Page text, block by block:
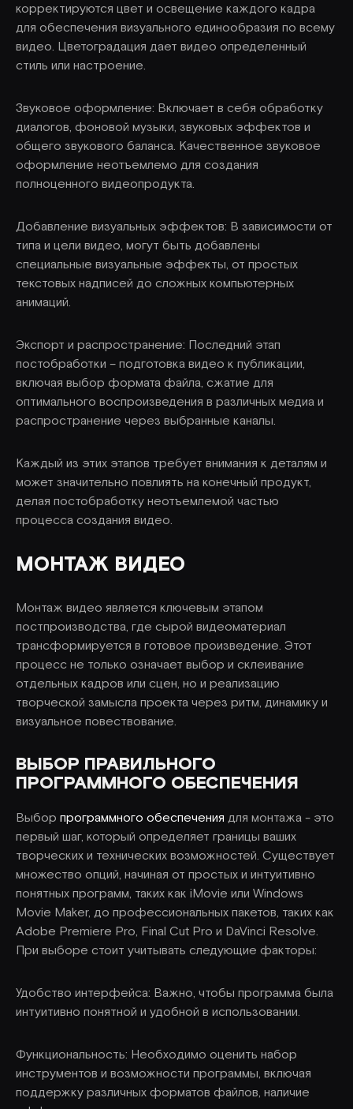
корректируются цвет и освещение каждого кадра
для обеспечения визуального единообразия по всему
видео. Цветоградация дает видео определенный
стиль или настроение.
Звуковое оформление: Включает в себя обработку
диалогов, фоновой музыки, звуковых эффектов и
общего звукового баланса. Качественное звуковое
оформление неотъемлемо для создания
полноценного видеопродукта.
Добавление визуальных эффектов: В зависимости от
типа и цели видео, могут быть добавлены
специальные визуальные эффекты, от простых
текстовых надписей до сложных компьютерных
анимаций.
Экспорт и распространение: Последний этап
постобработки – подготовка видео к публикации,
включая выбор формата файла, сжатие для
оптимального воспроизведения в различных медиа и
распространение через выбранные каналы.
Каждый из этих этапов требует внимания к деталям и
может значительно повлиять на конечный продукт,
делая постобработку неотъемлемой частью
процесса создания видео.
МОНТАЖ ВИДЕО
Монтаж видео является ключевым этапом
постпроизводства, где сырой видеоматериал
трансформируется в готовое произведение. Этот
процесс не только означает выбор и склеивание
отдельных кадров или сцен, но и реализацию
творческой замысла проекта через ритм, динамику и
визуальное повествование.
ВЫБОР ПРАВИЛЬНОГО
ПРОГРАММНОГО ОБЕСПЕЧЕНИЯ
Выбор программного обеспечения для монтажа - это
первый шаг, который определяет границы ваших
творческих и технических возможностей. Существует
множество опций, начиная от простых и интуитивно
понятных программ, таких как iMovie или Windows
Movie Maker, до профессиональных пакетов, таких как
Adobe Premiere Pro, Final Cut Pro и DaVinci Resolve.
При выборе стоит учитывать следующие факторы:
Удобство интерфейса: Важно, чтобы программа была
интуитивно понятной и удобной в использовании.
Функциональность: Необходимо оценить набор
инструментов и возможности программы, включая
поддержку различных форматов файлов, наличие